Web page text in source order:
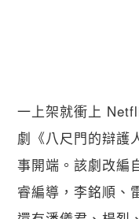
一上架就衝上
劇《八尺門的辯護
事開端。該劇改編
睿編導，李銘順、